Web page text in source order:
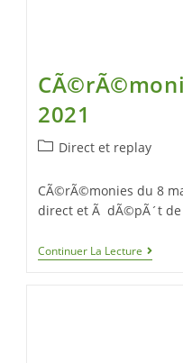
2021
Direct et replay
CÃ©rÃ©monies du 8
direct et Ã dÃ©pÃ´t
Continuer La Lecture